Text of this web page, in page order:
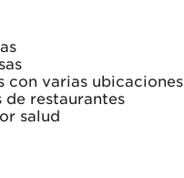
con varias ubicaciones
de restaurantes
salud